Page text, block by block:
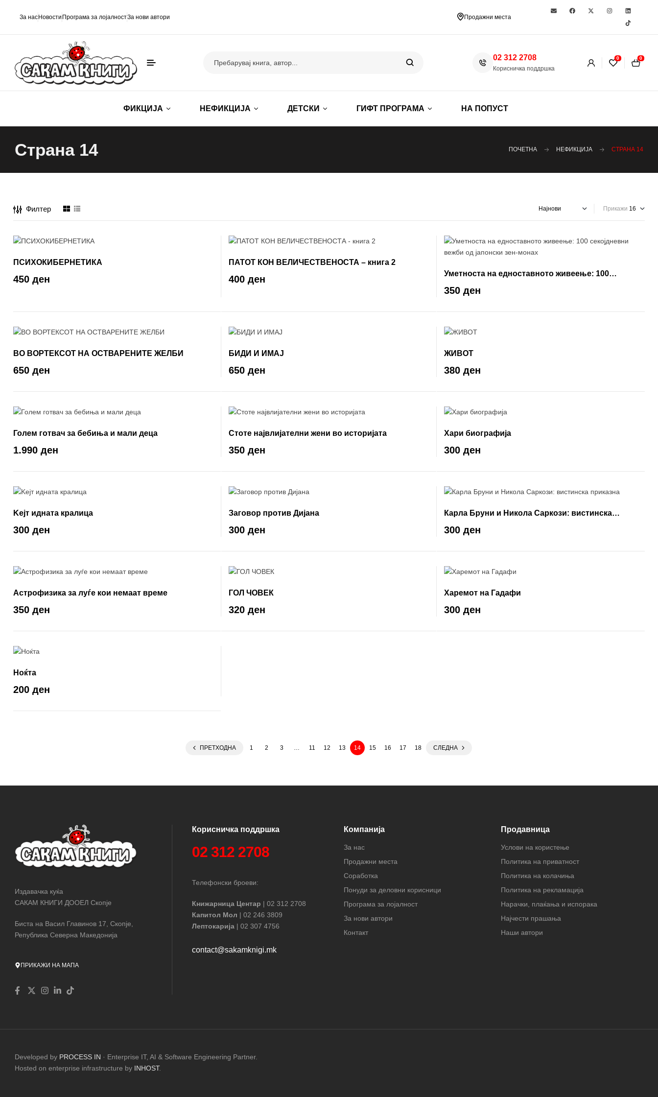
За нас Новости Програма за лојалностЗа нови автори Продажни места
02 312 2708
Корисничка поддршка
0 0
ФИКЦИЈА НЕФИКЦИЈА ДЕТСКИ ГИФТ ПРОГРАМА НА ПОПУСТ
Страна 14 ПОЧЕТНА НЕФИКЦИЈА СТРАНА 14
Филтер Прикажи
ПСИХОКИБЕРНЕТИКА
450 ден
ПАТОТ КОН ВЕЛИЧЕСТВЕНОСТА – книга 2
400 ден
Уметноста на едноставното живеење: 100
секојдневни вежби од јапонски зен-монах
350 ден
ВО ВОРТЕКСОТ НА ОСТВАРЕНИТЕ ЖЕЛБИ
650 ден
БИДИ И ИМАЈ
650 ден
ЖИВОТ
380 ден
Голем готвач за бебиња и мали децa
1.990 ден
Стоте највлијателни жени во историјата
350 ден
Хари биографија
300 ден
Keјт идната кралица
300 ден
Заговор против Дијана
300 ден
Карла Бруни и Никола Саркози: вистинска
приказна
300 ден
Астрофизика за луѓе кои немаат време
350 ден
ГОЛ ЧОВЕК
320 ден
Харемот на Гадафи
300 ден
Ноќта
200 ден
ПРЕТХОДНА 1 2 3 11 12 13 14 15 16 17 18 СЛЕДНА
Издавачка куќа
САКАМ КНИГИ ДООЕЛ Скопје
Биста на Васил Главинов 17, Скопје,
Република Северна Македонија
ПРИКАЖИ НА МАПА
Корисничка поддршка
02 312 2708
Телефонски броеви:
Книжарница Центар | 02 312 2708
Капитол Мол | 02 246 3809
Лептокарија | 02 307 4756
contact@sakamknigi.mk
Компанија
За нас
Продажни места
Соработка
Понуди за деловни корисници
Програма за лојалност
За нови автори
Контакт
Продавница
Услови на користење
Политика на приватност
Политика на колачиња
Политика на рекламација
Нарачки, плаќања и испорака
Најчести прашања
Наши автори
Developed by PROCESS IN · Enterprise IT, AI & Software Engineering Partner.
Hosted on enterprise infrastructure by INHOST.